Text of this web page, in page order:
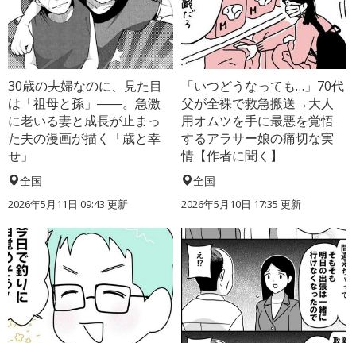
30歳の夫婦なのに、見た目
は「祖母と孫」――。急激
に老いる妻と成長が止まっ
た夫の漫画が描く「歳と幸
せ」
全国
2026年5月11日 09:43 更新
「いつどうなっても…」70代
父が全裸で救急搬送→大人
用オムツを手に最悪を覚悟
するアラサー娘の痛切な実
情【作者に聞く】
全国
2026年5月10日 17:35 更新